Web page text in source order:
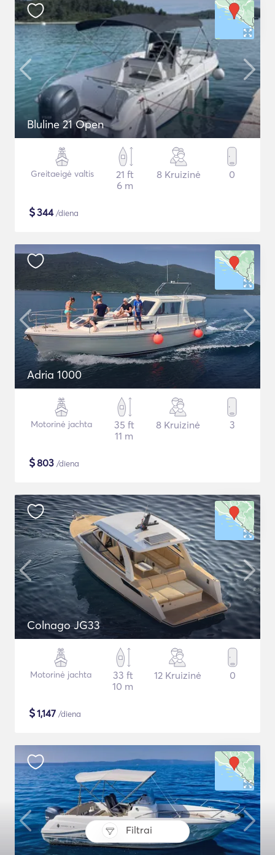
Filtrai
Bluline 21 Open
Greitaeigė valtis
21 ft
6 m
8 Kruizinė 0
$344/diena
Adria 1000
Motorinė jachta
35 ft
11 m
8 Kruizinė 3
$803 /diena
Colnago JG33
Motorinė jachta
33 ft
10 m
12 Kruizinė 0
$1,147 /diena